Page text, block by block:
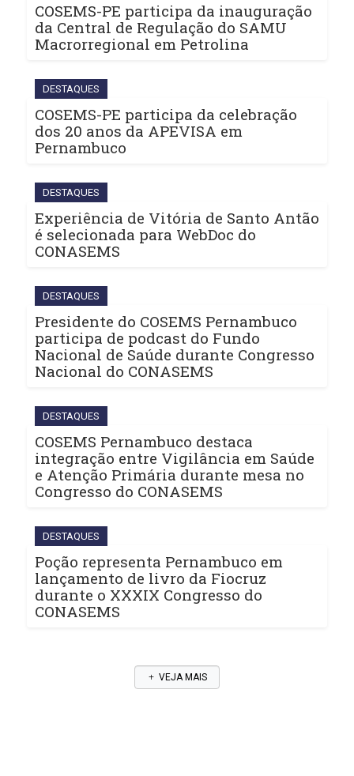
COSEMS-PE participa da inauguração
da Central de Regulação do SAMU
Macrorregional em Petrolina
DESTAQUES
COSEMS-PE participa da celebração
dos 20 anos da APEVISA em
Pernambuco
DESTAQUES
Experiência de Vitória de Santo Antão
é selecionada para WebDoc do
CONASEMS
DESTAQUES
Presidente do COSEMS Pernambuco
participa de podcast do Fundo
Nacional de Saúde durante Congresso
Nacional do CONASEMS
DESTAQUES
COSEMS Pernambuco destaca
integração entre Vigilância em Saúde
e Atenção Primária durante mesa no
Congresso do CONASEMS
DESTAQUES
Poção representa Pernambuco em
lançamento de livro da Fiocruz
durante o XXXIX Congresso do
CONASEMS
VEJA MAIS